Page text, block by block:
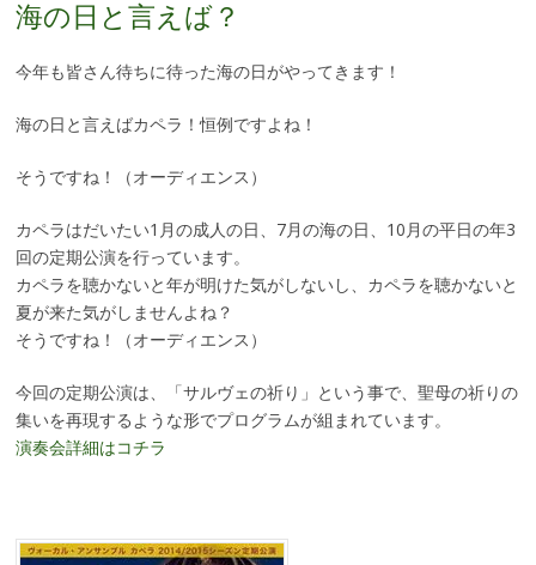
海の日と言えば？
今年も皆さん待ちに待った海の日がやってきます！
海の日と言えばカペラ！恒例ですよね！
そうですね！（オーディエンス）
カペラはだいたい1月の成人の日、7月の海の日、10月の平日の年3
回の定期公演を行っています。
カペラを聴かないと年が明けた気がしないし、カペラを聴かないと
夏が来た気がしませんよね？
そうですね！（オーディエンス）
今回の定期公演は、「サルヴェの祈り」という事で、聖母の祈りの
集いを再現するような形でプログラムが組まれています。
演奏会詳細はコチラ